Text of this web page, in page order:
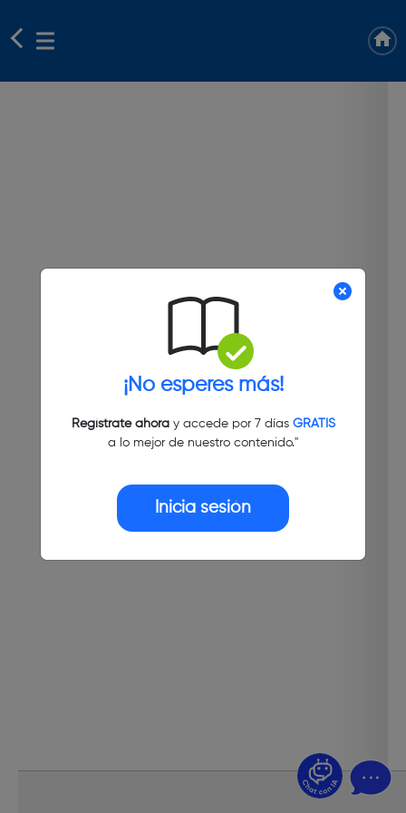
¡No esperes más!
Regístrate ahoray accede por 7 días GRATIS
a lo mejor de nuestro contenido."
Inicia sesión